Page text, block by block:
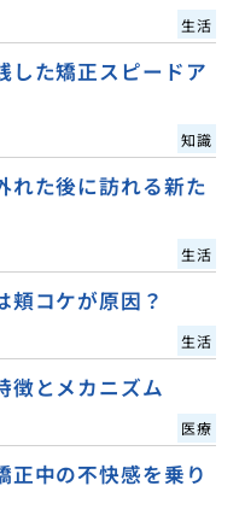
生活
した矯正スピードア
知識
れた後に訪れる新た
生活
頬コケが原因？
生活
徴とメカニズム
医療
正中の不快感を乗り